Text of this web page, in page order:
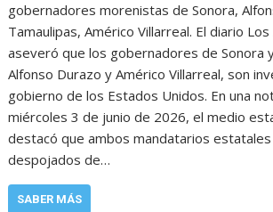
gobernadores morenistas de Sonora,
Tamaulipas, Américo Villarreal. El diario
aseveró que los gobernadores de Sonora
Alfonso Durazo y Américo Villarreal, son
gobierno de los Estados Unidos. En una
miércoles 3 de junio de 2026, el medio
destacó que ambos mandatarios
despojados de…
SABER MÁS